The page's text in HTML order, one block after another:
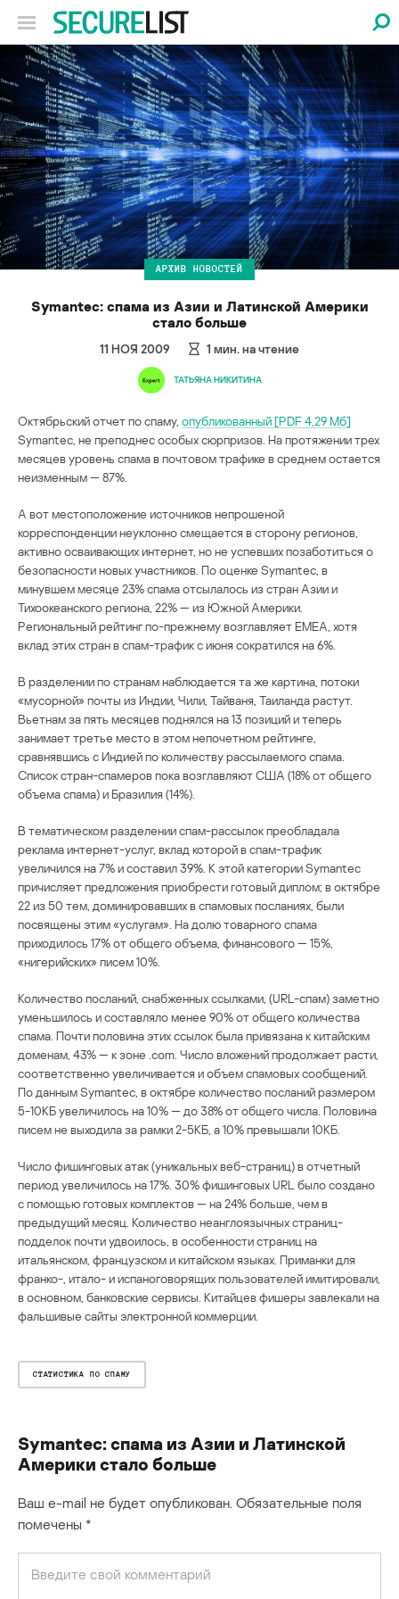
АРХИВ НОВОСТЕЙ
Symantec: спама из Азии и Латинской Америки
стало больше
11 НОЯ 2009 1 мин. на чтение
ТАТЬЯНА НИКИТИНА
Октябрьский отчет по спаму, опубликованный [PDF 4,29 Мб]
Symantec, не преподнес особых сюрпризов. На протяжении трех
месяцев уровень спама в почтовом трафике в среднем остается
неизменным — 87%.
А вот местоположение источников непрошеной
корреспонденции неуклонно смещается в сторону регионов,
активно осваивающих интернет, но не успевших позаботиться о
безопасности новых участников. По оценке Symantec, в
минувшем месяце 23% спама отсылалось из стран Азии и
Тихоокеанского региона, 22% — из Южной Америки.
Региональный рейтинг по-прежнему возглавляет EMEA, хотя
вклад этих стран в спам-трафик с июня сократился на 6%.
В разделении по странам наблюдается та же картина, потоки
«мусорной» почты из Индии, Чили, Тайваня, Таиланда растут.
Вьетнам за пять месяцев поднялся на 13 позиций и теперь
занимает третье место в этом непочетном рейтинге,
сравнявшись с Индией по количеству рассылаемого спама.
Список стран-спамеров пока возглавляют США (18% от общего
объема спама) и Бразилия (14%).
В тематическом разделении спам-рассылок преобладала
реклама интернет-услуг, вклад которой в спам-трафик
увеличился на 7% и составил 39%. К этой категории Symantec
причисляет предложения приобрести готовый диплом; в октябре
22 из 50 тем, доминировавших в спамовых посланиях, были
посвящены этим «услугам». На долю товарного спама
приходилось 17% от общего объема, финансового — 15%,
«нигерийских» писем 10%.
Количество посланий, снабженных ссылками, (URL-спам) заметно
уменьшилось и составляло менее 90% от общего количества
спама. Почти половина этих ссылок была привязана к китайским
доменам, 43% — к зоне .com. Число вложений продолжает расти,
соответственно увеличивается и объем спамовых сообщений.
По данным Symantec, в октябре количество посланий размером
5-10КБ увеличилось на 10% — до 38% от общего числа. Половина
писем не выходила за рамки 2-5КБ, а 10% превышали 10КБ.
Число фишинговых атак (уникальных веб-страниц) в отчетный
период увеличилось на 17%. 30% фишинговых URL было создано
с помощью готовых комплектов — на 24% больше, чем в
предыдущий месяц. Количество неанглоязычных страниц-
подделок почти удвоилось, в особенности страниц на
итальянском, французском и китайском языках. Приманки для
франко-, итало- и испаноговорящих пользователей имитировали,
в основном, банковские сервисы. Китайцев фишеры завлекали на
фальшивые сайты электронной коммерции.
СТАТИСТИКА ПО СПАМУ
Symantec: спама из Азии и Латинской
Америки стало больше
Ваш e-mail не будет опубликован. Обязательные поля
помечены *